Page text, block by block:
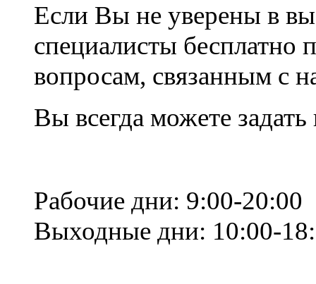
Если Вы не уверены в
специалисты
вопросам, связанным с
Вы всегда можете
Рабочие дни: 9:00-20:00
Выходные дни: 10:00-